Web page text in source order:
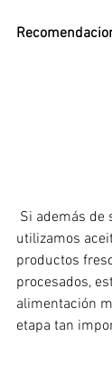
utilizamos
productos
procesados,
alimentación
etapa tan